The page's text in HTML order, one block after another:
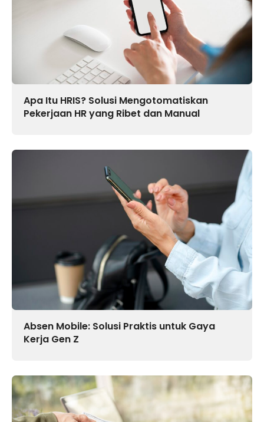
Apa Itu HRIS? Solusi Mengotomatiskan
Pekerjaan HR yang Ribet dan Manual
Absen Mobile: Solusi Praktis untuk Gaya
Kerja Gen Z